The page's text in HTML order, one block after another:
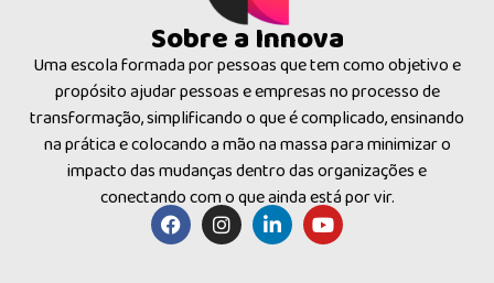
Sobre a Innova
Uma escola formada por pessoas que tem como objetivo e
propósito ajudar pessoas e empresas no processo de
transformação, simplificando o que é complicado, ensinando
na prática e colocando a mão na massa para minimizar o
impacto das mudanças dentro das organizações e
conectando com o que ainda está por vir.